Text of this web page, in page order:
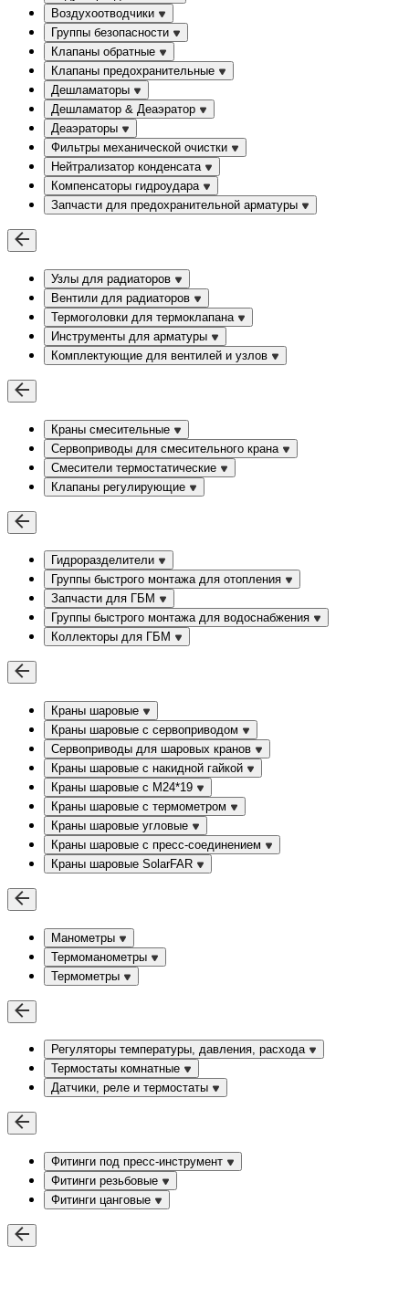
Воздухоотводчики
Группы безопасности
Клапаны обратные
Клапаны предохранительные
Дешламаторы
Дешламатор & Деаэратор
Деаэраторы
Фильтры механической очистки
Нейтрализатор конденсата
Компенсаторы гидроудара
Запчасти для предохранительной арматуры
Узлы для радиаторов
Вентили для радиаторов
Термоголовки для термоклапана
Инструменты для арматуры
Комплектующие для вентилей и узлов
Краны смесительные
Сервоприводы для смесительного крана
Смесители термостатические
Клапаны регулирующие
Гидроразделители
Группы быстрого монтажа для отопления
Запчасти для ГБМ
Группы быстрого монтажа для водоснабжения
Коллекторы для ГБМ
Краны шаровые
Краны шаровые с сервоприводом
Сервоприводы для шаровых кранов
Краны шаровые с накидной гайкой
Краны шаровые с М24*19
Краны шаровые с термометром
Краны шаровые угловые
Краны шаровые c пресс-соединением
Краны шаровые SolarFAR
Манометры
Термоманометры
Термометры
Регуляторы температуры, давления, расхода
Термостаты комнатные
Датчики, реле и термостаты
Фитинги под пресс-инструмент
Фитинги резьбовые
Фитинги цанговые